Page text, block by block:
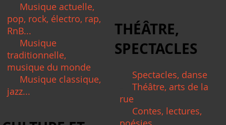
Musique actuelle,
pop, rock, électro, rap,
RnB...
Musique
traditionnelle,
musique du monde
Musique classique,
jazz...
THÉÂTRE,
SPECTACLES
Spectacles, danse
Théâtre, arts de la
rue
Contes, lectures,